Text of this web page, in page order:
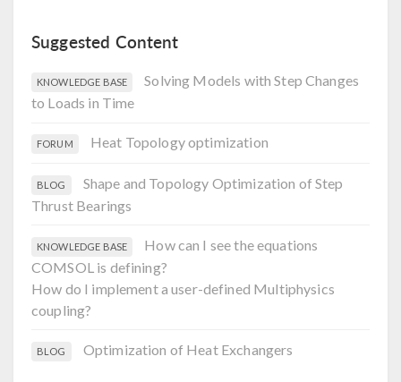
Suggested Content
KNOWLEDGE BASE
Solving Models with Step Changes
to Loads in Time
FORUM Heat Topology optimization
BLOG
Shape and Topology Optimization of Step
Thrust Bearings
KNOWLEDGE BASE
How can I see the equations
COMSOL is defining?
How do I implement a user-defined Multiphysics
coupling?
BLOG Optimization of Heat Exchangers